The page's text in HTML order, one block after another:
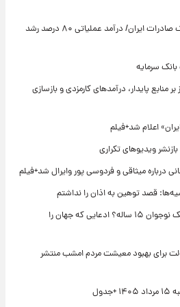
تغییر مثبت در عملکرد مالی بانک صادرات ایران/ درآمد عملیاتی ۸۰ درصد رشد
سرمایه
منابع پایدار، درآمدهای کارمزدی و بازسازی
اعلام شد+فیلم
ویدیوهای تکراری
درباره میثاقی و فردوسی پور وایرال شد+فیلم
قصد توهین به اذان را نداشتم
راز طول عمر انسان در دستان یک نوجوان ۱۵ ساله؟ ادعایی که جهان را
برای بهبود معیشت مردم امشب منتشر